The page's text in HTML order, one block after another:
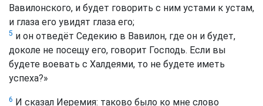
Вавилонского, и будет говорить с ним устами к устам,
и глаза его увидят глаза его;
5 и он отведёт Седекию в Вавилон, где он и будет,
доколе не посещу его, говорит Господь. Если вы
будете воевать с Халдеями, то не будете иметь
успеха?»
6 И сказал Иеремия: таково было ко мне слово